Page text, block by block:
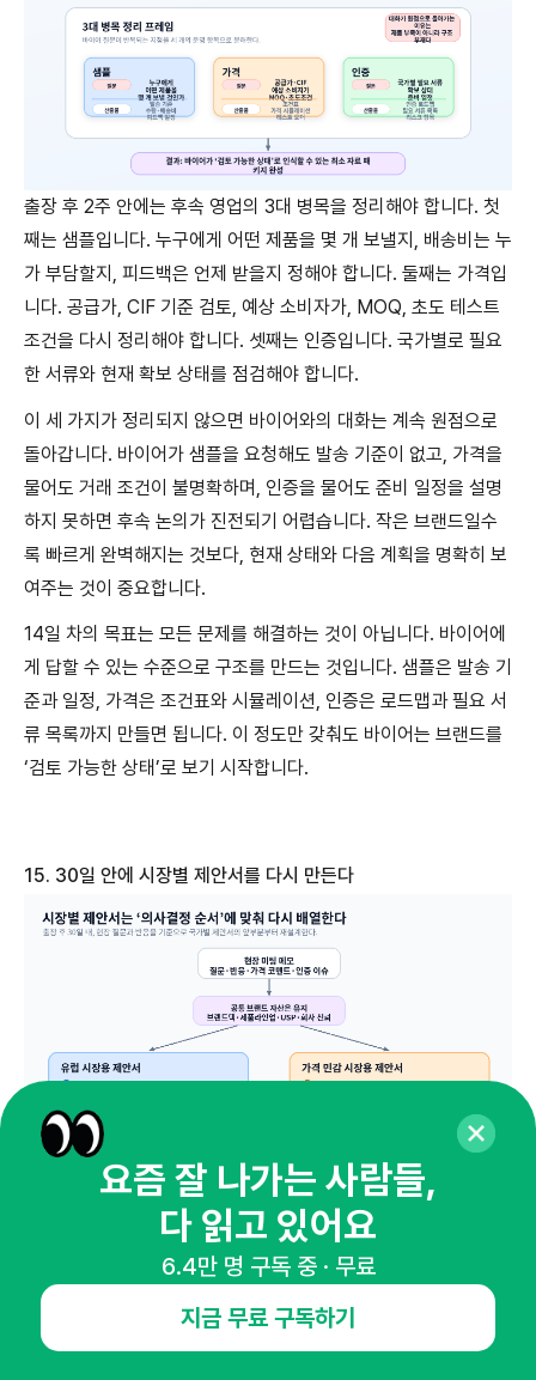
출장 후 2주 안에는 후속 영업의 3대 병목을 정리해야 합니다. 첫
째는 샘플입니다. 누구에게 어떤 제품을 몇 개 보낼지, 배송비는 누
가 부담할지, 피드백은 언제 받을지 정해야 합니다. 둘째는 가격입
니다. 공급가, CIF 기준 검토, 예상 소비자가, MOQ, 초도 테스트
조건을 다시 정리해야 합니다. 셋째는 인증입니다. 국가별로 필요
한 서류와 현재 확보 상태를 점검해야 합니다.
이 세 가지가 정리되지 않으면 바이어와의 대화는 계속 원점으로
돌아갑니다. 바이어가 샘플을 요청해도 발송 기준이 없고, 가격을
물어도 거래 조건이 불명확하며, 인증을 물어도 준비 일정을 설명
하지 못하면 후속 논의가 진전되기 어렵습니다. 작은 브랜드일수
록 빠르게 완벽해지는 것보다, 현재 상태와 다음 계획을 명확히 보
여주는 것이 중요합니다.
14일 차의 목표는 모든 문제를 해결하는 것이 아닙니다. 바이어에
게 답할 수 있는 수준으로 구조를 만드는 것입니다. 샘플은 발송 기
준과 일정, 가격은 조건표와 시뮬레이션, 인증은 로드맵과 필요 서
류 목록까지 만들면 됩니다. 이 정도만 갖춰도 바이어는 브랜드를
‘검토 가능한 상태’로 보기 시작합니다.
15. 30일 안에 시장별 제안서를 다시 만든다
출장 직전에는 하나의 영문 회사소개서와 제품소개서로 여러 국가
를 대응하는 경우가 많습니다. 하지만 출장 이후에는 시장별 제안
서를 다시 만들어야 합니다. 현장에서 확인한 바이어의 질문과 반
응이 다르기 때문입니다. 포르투갈 바이어가 보는 기준과 이집트
바이어가 보는 기준은 같지 않습니다.
요즘 잘 나가는 사람들,
다 읽고 있어요
6.4만 명 구독 중 · 무료
지금 무료 구독하기